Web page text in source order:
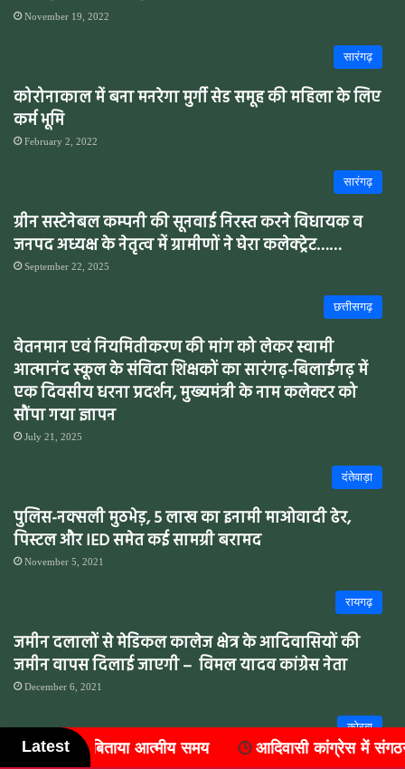
November 19, 2022
सारंगढ़
कोरोनाकाल में बना मनरेगा मुर्गी सेड समूह की महिला के लिए
कर्म भूमि
February 2, 2022
सारंगढ़
ग्रीन सस्टेनेबल कम्पनी की सूनवाई निरस्त करने विधायक व
जनपद अध्यक्ष के नेतृत्व में ग्रामीणों ने घेरा कलेक्ट्रेट……
September 22, 2025
छत्तीसगढ़
वेतनमान एवं नियमितीकरण की मांग को लेकर स्वामी
आत्मानंद स्कूल के संविदा शिक्षकों का सारंगढ़-बिलाईगढ़ में
एक दिवसीय धरना प्रदर्शन, मुख्यमंत्री के नाम कलेक्टर को
सौंपा गया ज्ञापन
July 21, 2025
दंतेवाड़ा
पुलिस-नक्सली मुठभेड़, 5 लाख का इनामी माओवादी ढेर,
पिस्टल और IED समेत कई सामग्री बरामद
November 5, 2021
रायगढ़
जमीन दलालों से मेडिकल कालेज क्षेत्र के आदिवासियों की
जमीन वापस दिलाई जाएगी – विमल यादव कांग्रेस नेता
December 6, 2021
कोरबा
Latest
आदिवासी कांग्रेस में संगठन विस्तार, जिले के सात ब्लॉकों में नए